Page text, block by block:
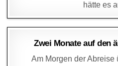
hätte es
DAGMAR
Zwei Monate auf den
Am Morgen der Abreise